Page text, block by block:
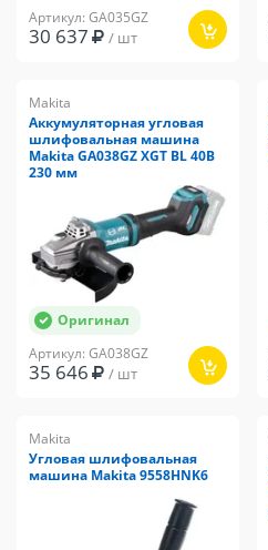
Артикул: GA035GZ
30 637 / шт
Makita
Аккумуляторная угловая
шлифовальная машина
Makita GA038GZ XGT BL 40В
230 мм
Оригинал
Артикул: GA038GZ
35 646 / шт
Makita
Угловая шлифовальная
машина Makita 9558HNK6